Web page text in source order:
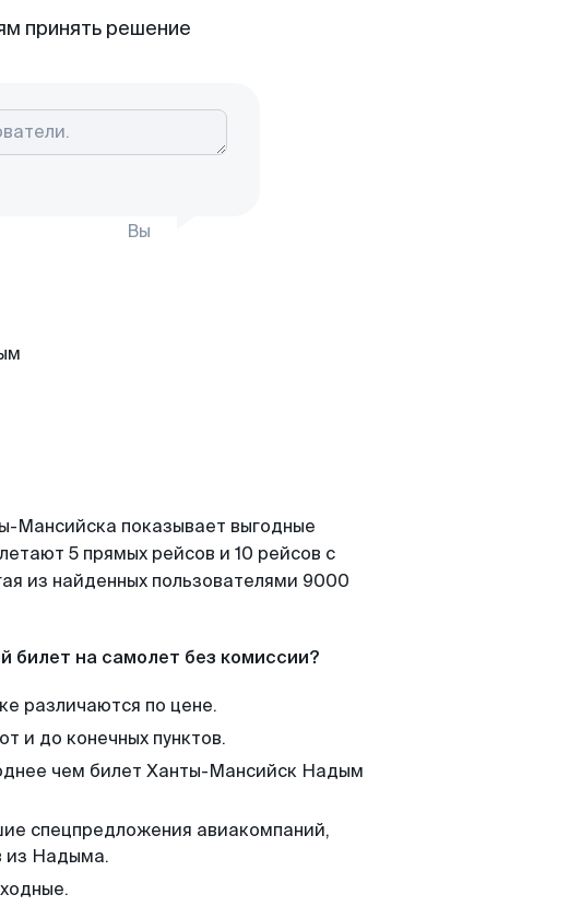
принять решение
Вы
Мансийска показывает выгодные
5 прямых рейсов и 10 рейсов с
из найденных пользователями 9000
билет на самолет без комиссии?
различаются по цене.
и до конечных пунктов.
чем билет Ханты-Мансийск Надым
спецпредложения авиакомпаний,
из Надыма.